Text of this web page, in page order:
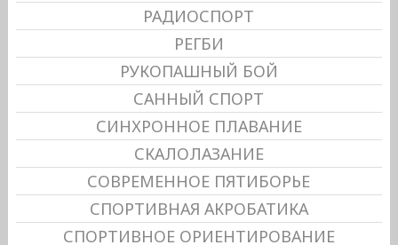
РАДИОСПОРТ
РЕГБИ
РУКОПАШНЫЙ БОЙ
САННЫЙ СПОРТ
СИНХРОННОЕ ПЛАВАНИЕ
СКАЛОЛАЗАНИЕ
СОВРЕМЕННОЕ ПЯТИБОРЬЕ
СПОРТИВНАЯ АКРОБАТИКА
СПОРТИВНОЕ ОРИЕНТИРОВАНИЕ